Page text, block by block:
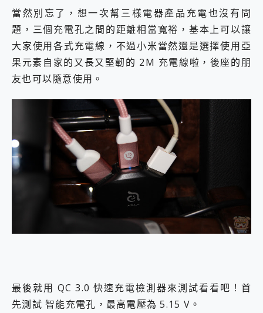
當然別忘了，想一次幫三樣電器產品充電也沒有問
題，三個充電孔之間的距離相當寬裕，基本上可以讓
大家使用各式充電線，不過小米當然還是選擇使用亞
果元素自家的又長又堅韌的 2M 充電線啦，後座的朋
友也可以隨意使用。
最後就用 QC 3.0 快速充電檢測器來測試看看吧！首
先測試 智能充電孔，最高電壓為 5.15 V。